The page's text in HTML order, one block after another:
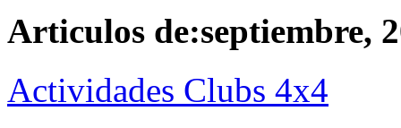
Articulos de:septiembre,
Actividades Clubs 4x4